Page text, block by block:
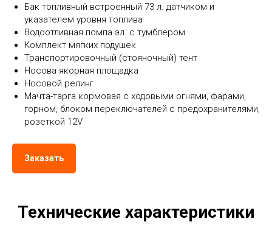
Бак топливный встроенный 73 л. датчиком и
указателем уровня топлива
Водоотливная помпа эл. с тумблером
Комплект мягких подушек
Транспортировочный (стояночный) тент
Носова якорная площадка
Носовой релинг
Мачта-тарга кормовая с ходовыми огнями, фарами,
горном, блоком переключателей с предохранителями,
розеткой 12V
Заказать
Технические характеристики